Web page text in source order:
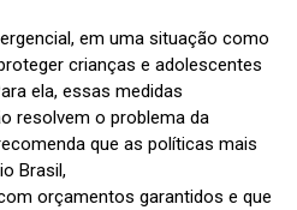
em uma situação como
crianças e adolescentes
ela, essas medidas
resolvem o problema da
que as políticas mais
Brasil,
orçamentos garantidos e que